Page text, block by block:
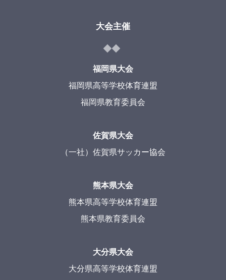
大会主催
福岡県大会
福岡県高等学校体育連盟
福岡県教育委員会
佐賀県大会
（一社）佐賀県サッカー協会
熊本県大会
熊本県高等学校体育連盟
熊本県教育委員会
大分県大会
大分県高等学校体育連盟